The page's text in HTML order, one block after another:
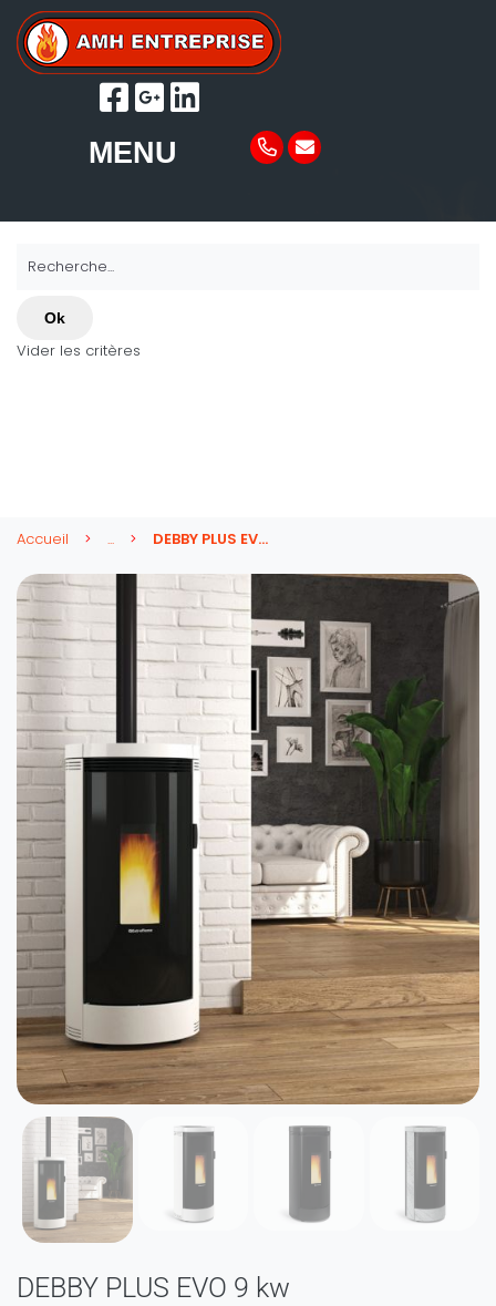
MENU
Recherche...
Ok
Vider les critères
Accueil ... DEBBY PLUS EVO 9 kw
DEBBY PLUS EVO 9 kw